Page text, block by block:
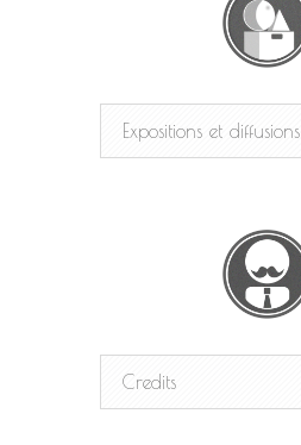
Expositions et diffusions
Credits